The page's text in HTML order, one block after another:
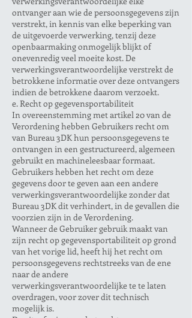
ontvanger aan wie de persoonsgegevens zijn
verstrekt, in kennis van elke beperking van
de uitgevoerde verwerking, tenzij deze
openbaarmaking onmogelijk blijkt of
onevenredig veel moeite kost. De
verwerkingsverantwoordelijke verstrekt de
betrokkene informatie over deze ontvangers
indien de betrokkene daarom verzoekt.
e. Recht op gegevensportabiliteit
In overeenstemming met artikel 20 van de
Verordening hebben Gebruikers recht om
van Bureau 3DK hun persoonsgegevens te
ontvangen in een gestructureerd, algemeen
gebruikt en machineleesbaar formaat.
Gebruikers hebben het recht om deze
gegevens door te geven aan een andere
verwerkingsverantwoordelijke zonder dat
Bureau 3DK dit verhindert, in de gevallen die
voorzien zijn in de Verordening.
Wanneer de Gebruiker gebruik maakt van
zijn recht op gegevensportabiliteit op grond
van het vorige lid, heeft hij het recht om
persoonsgegevens rechtstreeks van de ene
naar de andere
verwerkingsverantwoordelijke te te laten
overdragen, voor zover dit technisch
mogelijk is.